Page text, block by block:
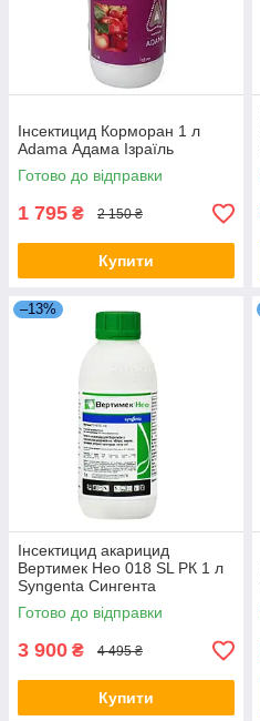
Інсектицид Корморан 1 л
Аdama Адама Ізраїль
Готово до відправки
1 795 ₴ 2 150 ₴
Купити
–13%
Інсектицид акарицид
Вертимек Нео 018 SL РК 1 л
Syngenta Сингента
Швейцарія
Готово до відправки
3 900 ₴ 4 495 ₴
Купити